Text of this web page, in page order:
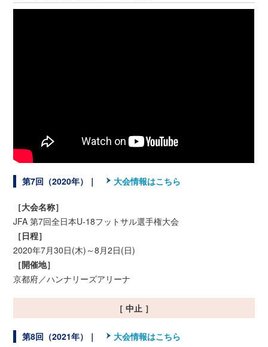
第7回（2020年）｜ 大会情報はこちら
［大会名称］
JFA 第7回全日本U-18フットサル選手権大会
［日程］
2020年7月30日(木)～8月2日(日)
［開催地］
京都府／ハンナリーズアリーナ
［ 中止 ］
第8回（2021年）｜ 大会情報はこちら